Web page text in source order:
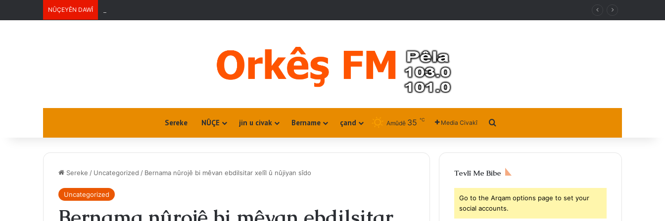
NÛÇEYÊN DAWÎ
Sereke NÛÇE jin u civak Bername çand Amûdê 35 ℃ Media Civakî
Sereke / Uncategorized / Bernama nûrojê bi mêvan ebdilsitar xelîl û nûjiyan sîdo
Uncategorized
Tevlî Me Bibe
Go to the Arqam options page to set your
social accounts.